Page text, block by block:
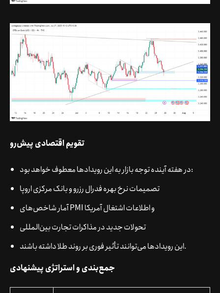
تقویم اقتصادی پیش‌رو
در هفته آینده توجه بازار به این رویدادها معطوف خواهد بود:
تصمیمات نرخ بهره فدرال رزرو و بانک مرکزی اروپا
آمار شاخص‌های PMI و اطلاعات اشتغال آمریکا
تحولات جدید در مذاکرات تجارت بین‌المللی
این رویدادها می‌توانند تأثیر فوری بر روند طلا داشته باشند.
جمع‌بندی و استراتژی پیشنهادی